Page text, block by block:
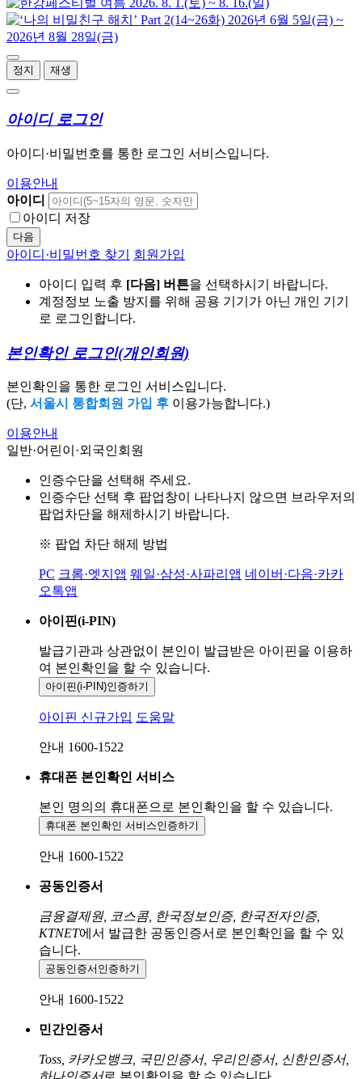
정지 재생
아이디 로그인
아이디·비밀번호를 통한 로그인 서비스입니다.
이용안내
아이디
아이디 저장
다음
아이디·비밀번호 찾기 회원가입
아이디 입력 후 [다음] 버튼을 선택하시기 바랍니다.
계정정보 노출 방지를 위해 공용 기기가 아닌 개인 기기
로 로그인합니다.
본인확인 로그인(개인회원)
본인확인을 통한 로그인 서비스입니다.
(단, 서울시 통합회원 가입 후 이용가능합니다.)
이용안내
일반·어린이·외국인회원
인증수단을 선택해 주세요.
인증수단 선택 후 팝업창이 나타나지 않으면 브라우저의
팝업차단을 해제하시기 바랍니다.
※ 팝업 차단 해제 방법
PC 크롬·엣지앱 웨일·삼성·사파리앱 네이버·다음·카카
오톡앱
아이핀(i-PIN)
발급기관과 상관없이 본인이 발급받은 아이핀을 이용하
여 본인확인을 할 수 있습니다.
아이핀(i-PIN)인증하기
아이핀 신규가입 도움말
안내 1600-1522
휴대폰 본인확인 서비스
본인 명의의 휴대폰으로 본인확인을 할 수 있습니다.
휴대폰 본인확인 서비스인증하기
안내 1600-1522
공동인증서
금융결제원, 코스콤, 한국정보인증, 한국전자인증,
KTNET에서 발급한 공동인증서로 본인확인을 할 수 있
습니다.
공동인증서 인증하기
안내 1600-1522
민간인증서
Toss, 카카오뱅크, 국민인증서, 우리인증서, 신한인증서,